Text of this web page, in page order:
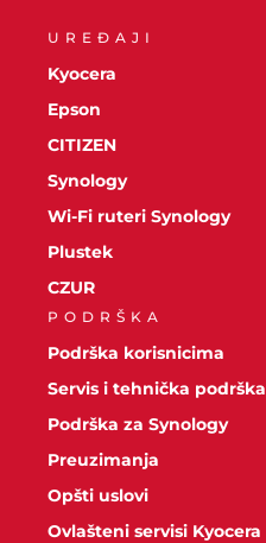
UREĐAJI
Kyocera
Epson
CITIZEN
Synology
Wi-Fi ruteri Synology
Plustek
CZUR
PODRŠKA
Podrška korisnicima
Servis i tehnička podrška
Podrška za Synology
Preuzimanja
Opšti uslovi
Ovlašteni servisi Kyocera